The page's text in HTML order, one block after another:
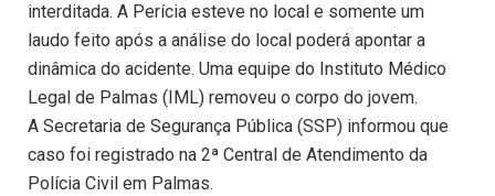
interditada. A Perícia esteve no local e somente um
laudo feito após a análise do local poderá apontar a
dinâmica do acidente. Uma equipe do Instituto Médico
Legal de Palmas (IML) removeu o corpo do jovem.
A Secretaria de Segurança Pública (SSP) informou que
caso foi registrado na 2ª Central de Atendimento da
Polícia Civil em Palmas.